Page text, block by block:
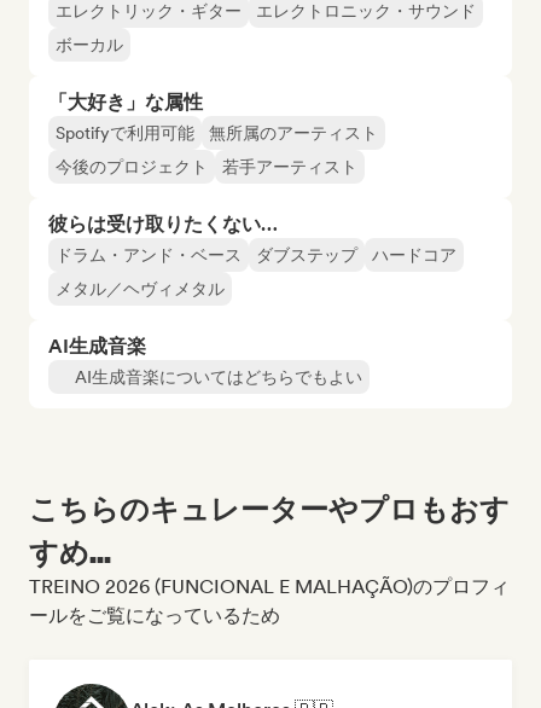
エレクトリック・ギター
エレクトロニック・サウンド
ボーカル
「大好き」な属性
Spotifyで利用可能
無所属のアーティスト
今後のプロジェクト
若手アーティスト
彼らは受け取りたくない…
ドラム・アンド・ベース ダブステップ
ハードコア
メタル／ヘヴィメタル
AI生成音楽
AI生成音楽についてはどちらでもよい
こちらのキュレーターやプロもおす
すめ...
TREINO 2026 (FUNCIONAL E MALHAÇÃO)のプロフィ
ールをご覧になっているため